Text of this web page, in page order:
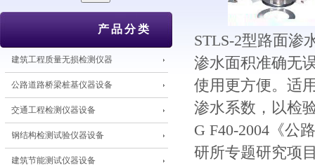
产品分类
建筑工程质量无损检测仪器
公路道路桥梁桩基仪器设备
交通工程检测仪器设备
钢结构检测试验仪器设备
建筑节能测试仪器设备
STLS-2型路面渗
渗水面积准确无
使用更方便。适
渗水系数，以检
G F40-2004《公
研所专题研究项